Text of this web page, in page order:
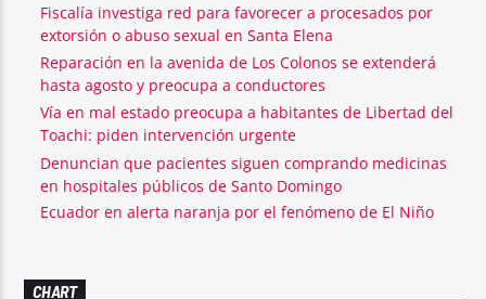
Fiscalía investiga red para favorecer a procesados por
extorsión o abuso sexual en Santa Elena
Reparación en la avenida de Los Colonos se extenderá
hasta agosto y preocupa a conductores
Vía en mal estado preocupa a habitantes de Libertad del
Toachi: piden intervención urgente
Denuncian que pacientes siguen comprando medicinas
en hospitales públicos de Santo Domingo
Ecuador en alerta naranja por el fenómeno de El Niño
CHART